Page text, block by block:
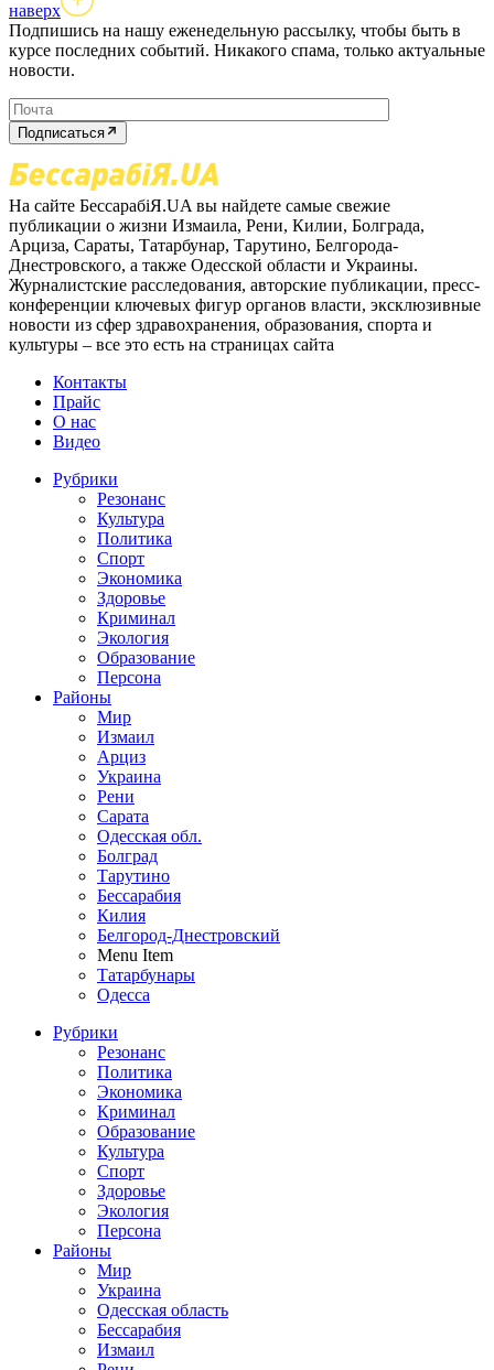
наверх
Подпишись на нашу еженедельную рассылку, чтобы быть в
курсе последних событий. Никакого спама, только актуальные
новости.
Подписаться
На сайте БессарабіЯ.UA вы найдете самые свежие
публикации о жизни Измаила, Рени, Килии, Болграда,
Арциза, Сараты, Татарбунар, Тарутино, Белгорода-
Днестровского, а также Одесской области и Украины.
Журналистские расследования, авторские публикации, пресс-
конференции ключевых фигур органов власти, эксклюзивные
новости из сфер здравохранения, образования, спорта и
культуры – все это есть на страницах сайта
Контакты
Прайс
О нас
Видео
Рубрики
Резонанс
Культура
Политика
Спорт
Экономика
Здоровье
Криминал
Экология
Образование
Персона
Районы
Мир
Измаил
Арциз
Украина
Рени
Сарата
Одесская обл.
Болград
Тарутино
Бессарабия
Килия
Белгород-Днестровский
Menu Item
Татарбунары
Одесса
Рубрики
Резонанс
Политика
Экономика
Криминал
Образование
Культура
Спорт
Здоровье
Экология
Персона
Районы
Мир
Украина
Одесская область
Бессарабия
Измаил